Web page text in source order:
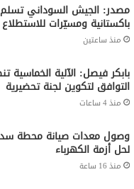
مصدر: الجيش السوداني
باكستانية ومسيّرات للاستطلاع
منذ ساعتين
بابكر فيصل: الآلية
التوافق لتكوين لجنة تحضيرية
منذ 4 ساعات
وصول معدات صيانة محطة
لحل أزمة الكهرباء
منذ 16 ساعة